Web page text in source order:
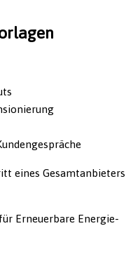
eines Gesamtanbieters